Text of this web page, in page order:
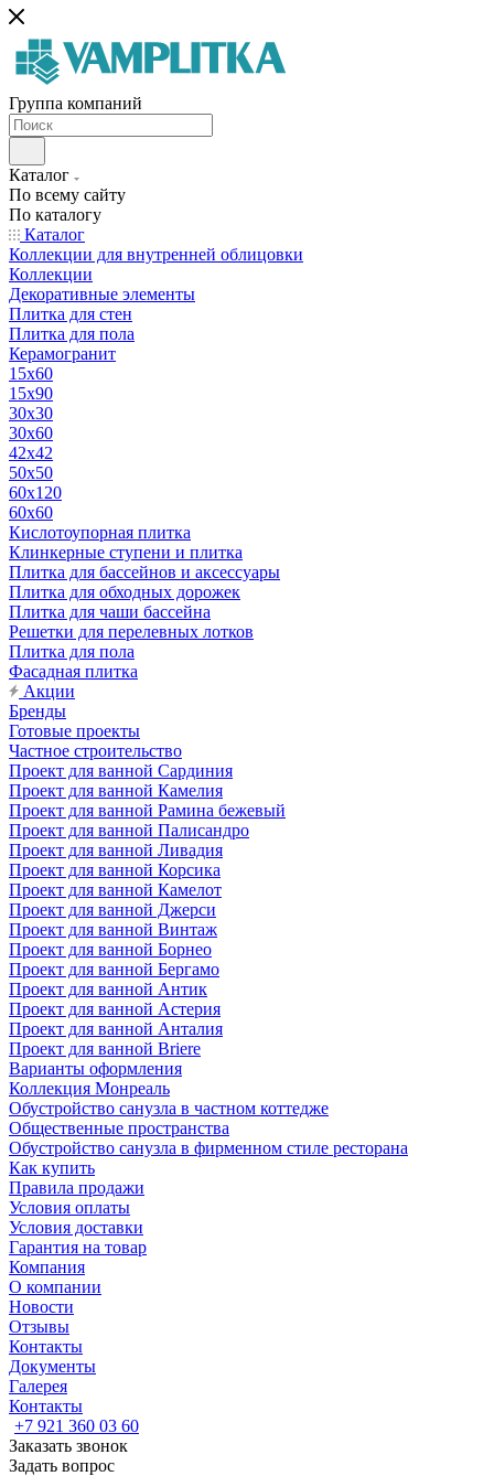
Группа компаний
Каталог
По всему сайту
По каталогу
Каталог
Коллекции для внутренней облицовки
Коллекции
Декоративные элементы
Плитка для стен
Плитка для пола
Керамогранит
15х60
15x90
30х30
30х60
42х42
50х50
60х120
60х60
Кислотоупорная плитка
Клинкерные ступени и плитка
Плитка для бассейнов и аксессуары
Плитка для обходных дорожек
Плитка для чаши бассейна
Решетки для перелевных лотков
Плитка для пола
Фасадная плитка
Акции
Бренды
Готовые проекты
Частное строительство
Проект для ванной Сардиния
Проект для ванной Камелия
Проект для ванной Рамина бежевый
Проект для ванной Палисандро
Проект для ванной Ливадия
Проект для ванной Корсика
Проект для ванной Камелот
Проект для ванной Джерси
Проект для ванной Винтаж
Проект для ванной Борнео
Проект для ванной Бергамо
Проект для ванной Антик
Проект для ванной Астерия
Проект для ванной Анталия
Проект для ванной Briere
Варианты оформления
Коллекция Монреаль
Обустройство санузла в частном коттедже
Общественные пространства
Обустройство санузла в фирменном стиле ресторана
Как купить
Правила продажи
Условия оплаты
Условия доставки
Гарантия на товар
Компания
О компании
Новости
Отзывы
Контакты
Документы
Галерея
Контакты
+7 921 360 03 60
Заказать звонок
Задать вопрос